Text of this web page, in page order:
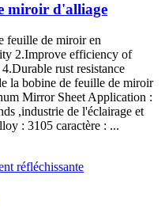
miroir d'alliage
feuille de miroir en
2.Improve efficiency of
rust resistance
la bobine de feuille de miroir
Mirror Sheet Application :
,industrie de l'éclairage et
: 3105 caractère : ...